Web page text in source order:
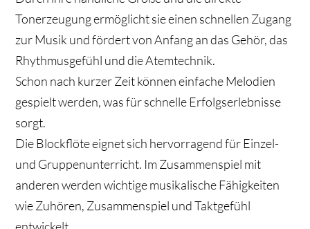
Tonerzeugung ermöglicht sie einen schnellen Zugang
zur Musik und fördert von Anfang an das Gehör, das
Rhythmusgefühl und die Atemtechnik.
Schon nach kurzer Zeit können einfache Melodien
gespielt werden, was für schnelle Erfolgserlebnisse
sorgt.
Die Blockflöte eignet sich hervorragend fürEinzel-
und Gruppenunterricht. Im Zusammenspiel mit
anderen werden wichtige musikalische Fähigkeiten
wieZuhören, Zusammenspiel und Taktgefühl